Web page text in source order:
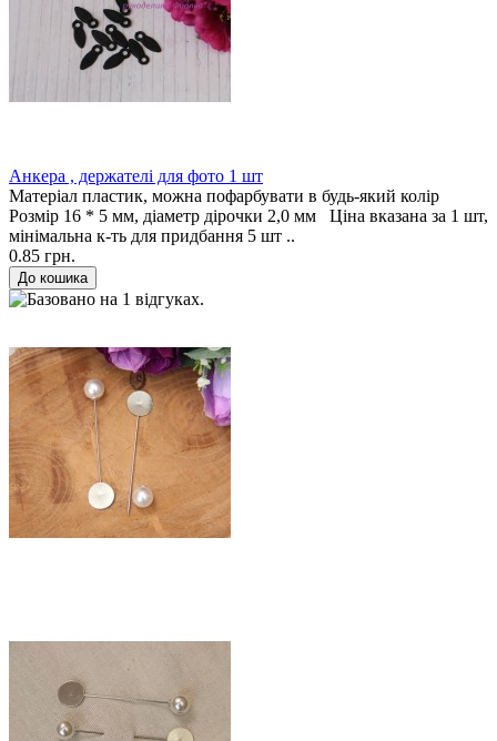
Анкера , держателі для фото 1 шт
Матеріал пластик, можна пофарбувати в будь-який колір
Розмір 16 * 5 мм, діаметр дірочки 2,0 мм Ціна вказана за 1 шт,
мінімальна к-ть для придбання 5 шт ..
0.85 грн.